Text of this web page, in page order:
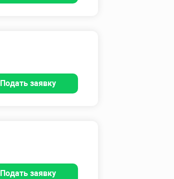
Подать заявку
Подать заявку